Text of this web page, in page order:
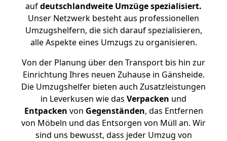
aufdeutschlandweite Umzüge spezialisiert.
Unser Netzwerk besteht aus professionellen
Umzugshelfern, die sich darauf spezialisieren,
alle Aspekte eines Umzugs zu organisieren.
Von der Planung über den Transport bis hin zur
Einrichtung Ihres neuen Zuhause in Gänsheide.
Die Umzugshelfer bieten auch Zusatzleistungen
in Leverkusen wie das Verpacken und
Entpacken von Gegenständen, das Entfernen
von Möbeln und das Entsorgen von Müll an. Wir
sind uns bewusst, dass jeder Umzug von